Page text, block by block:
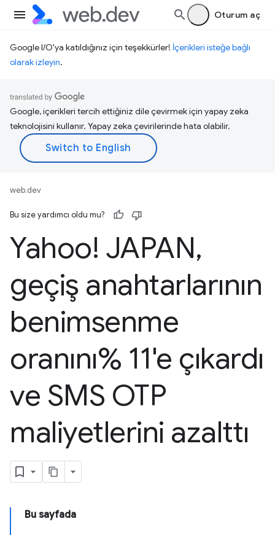
Oturum aç
Google I/O'ya katıldığınız için teşekkürler! İçerikleri isteğe bağlı
olarak izleyin.
Google, içerikleri tercih ettiğiniz dile çevirmek için yapay zeka
teknolojisini kullanır. Yapay zeka çevirilerinde hata olabilir.
web.dev
Bu size yardımcı oldu mu?
Yahoo! JAPAN,
geçiş anahtarlarının
benimsenme
oranını% 11'e çıkardı
ve SMS OTP
maliyetlerini azalttı
Bu sayfada